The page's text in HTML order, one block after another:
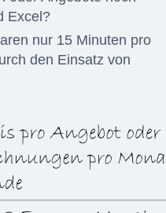
Excel?
nur 15 Minuten pro
den Einsatz von